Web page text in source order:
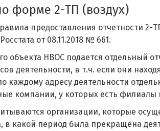
форме 2-ТП (воздух)
предоставления отчетности 2-
от 08.11.2018 № 661.
объекта НВОС подается отдельный
деятельности, в т.ч. если они
каждому адресу деятельности
компании, у которых есть
организации, которые
в какой период была прекращена